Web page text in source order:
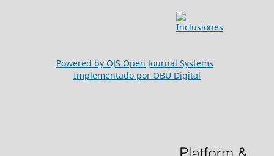
Powered by OJS Open Journal Systems
Implementado por OBU Digital